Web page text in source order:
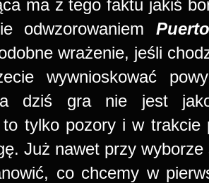
ma z tego faktu jakiś
odwzorowaniem
wrażenie, jeśli
wywnioskować
dziś gra nie jest
to tylko pozory i w
Już nawet przy
co chcemy w